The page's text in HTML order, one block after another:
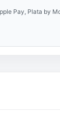
Pay, Plata by